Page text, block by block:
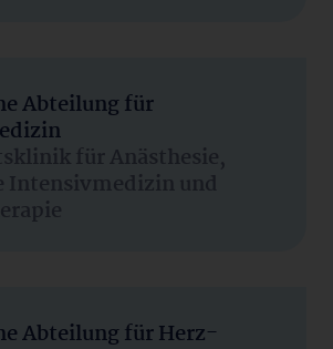
Abteilung für
für Anästhesie,
Intensivmedizin und
Abteilung für Herz-